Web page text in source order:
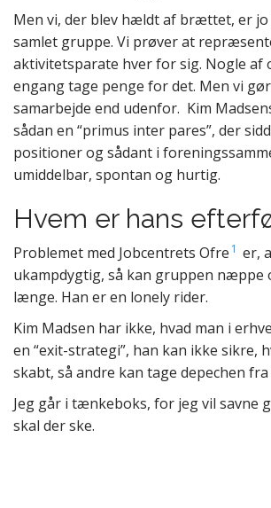
Men vi, der blev hældt af brættet, er
samlet gruppe. Vi prøver at
aktivitetsparate hver for sig. Nogle af
engang tage penge for det. Men vi
samarbejde end udenfor. Kim
sådan en “primus inter pares”, der
positioner og sådant i
umiddelbar, spontan og hurtig.
Hvem er hans
Problemet med Jobcentrets Ofre 1 er,
ukampdygtig, så kan gruppen næppe
længe. Han er en lonely rider.
Kim Madsen har ikke, hvad man i
en “exit-strategi”, han kan ikke sikre,
skabt, så andre kan tage depechen fra
Jeg går i tænkeboks, for jeg vil savne
skal der ske.